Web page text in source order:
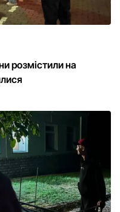
розмістили на